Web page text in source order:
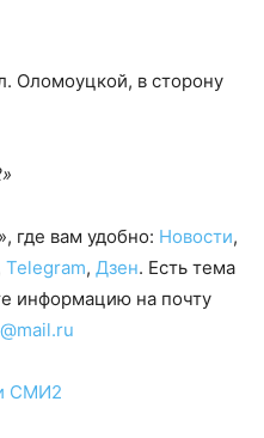
Оломоуцкой, в сторону
где вам удобно: Новости,
Telegram, Дзен. Есть тема
информацию на почту
СМИ2